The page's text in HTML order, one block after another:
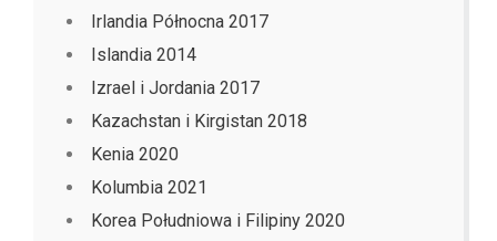
Irlandia Północna 2017
Islandia 2014
Izrael i Jordania 2017
Kazachstan i Kirgistan 2018
Kenia 2020
Kolumbia 2021
Korea Południowa i Filipiny 2020